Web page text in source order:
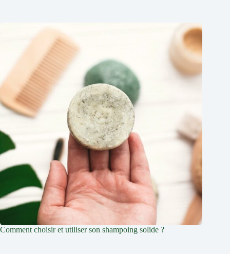
Comment choisir et utiliser son shampoing solide ?